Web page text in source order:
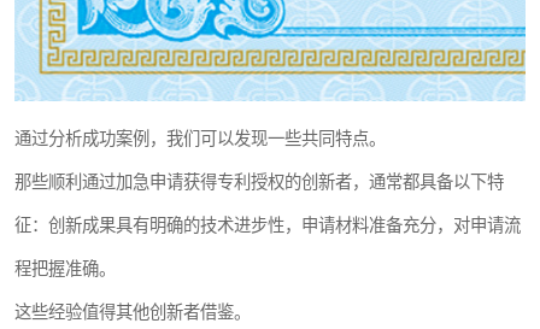
通过分析成功案例，我们可以发现一些共同特点。
那些顺利通过加急申请获得专利授权的创新者，通常都具备以下特
征：创新成果具有明确的技术进步性，申请材料准备充分，对申请流
程把握准确。
这些经验值得其他创新者借鉴。